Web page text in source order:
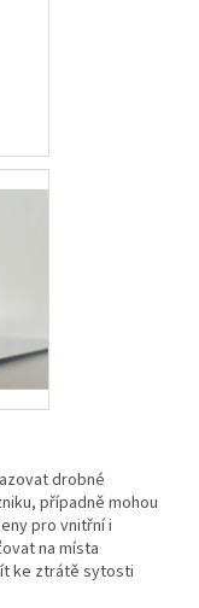
drobné
případně mohou
pro vnitřní i
na místa
ke ztrátě sytosti